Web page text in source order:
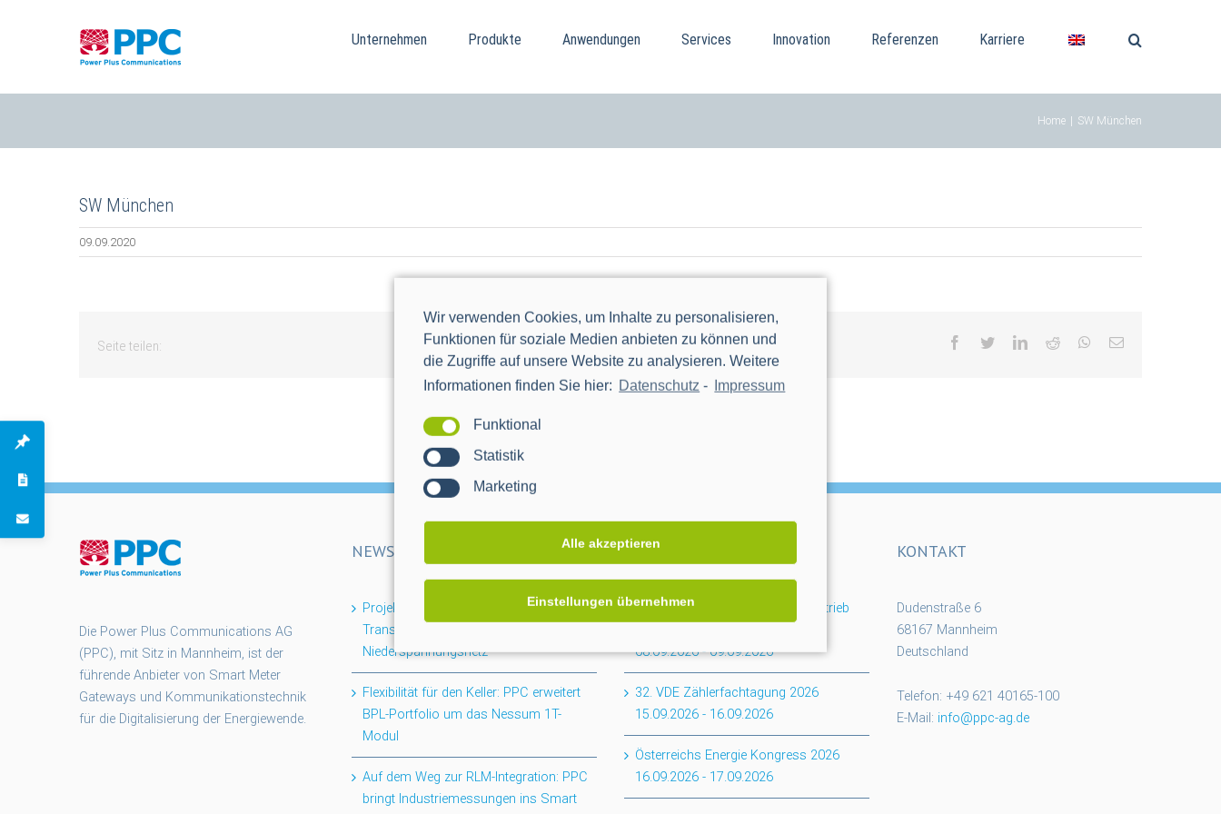
Wir verwenden Cookies, um Inhalte zu personalisieren,
Funktionen für soziale Medien anbieten zu können und
die Zugriffe auf unsere Website zu analysieren. Weitere
Informationen finden Sie hier: Datenschutz - Impressum
Funktional
Statistik
Marketing
Alle akzeptieren
Einstellungen übernehmen
Unternehmen Produkte Anwendungen Services Innovation Referenzen Karriere
Home SW München
SW München
09.09.2020
Seite teilen: facebooktwitterlinkedinreddit whatsappEmail
Die Power Plus Communications AG
(PPC), mit Sitz in Mannheim, ist der
führende Anbieter von Smart Meter
Gateways und Kommunikationstechnik
für die Digitalisierung der Energiewende.
NEWS
Projektabschluss CACTUS: Mehr
Transparenz für das
Niederspannungsnetz
Flexibilität für den Keller: PPC erweitert
BPL-Portfolio um das Nessum 1T-
Modul
Auf dem Weg zur RLM-Integration: PPC
bringt Industriemessungen ins Smart
EVENTS
smartOPTIMO Forum Netz & Vertrieb
08.09.2026-09.09.2026
32. VDE Zählerfachtagung 2026
15.09.2026 - 16.09.2026
Österreichs Energie Kongress 2026
16.09.2026 - 17.09.2026
KONTAKT
Dudenstraße 6
68167 Mannheim
Deutschland
Telefon: +49 621 40165-100
E-Mail: info@ppc-ag.de